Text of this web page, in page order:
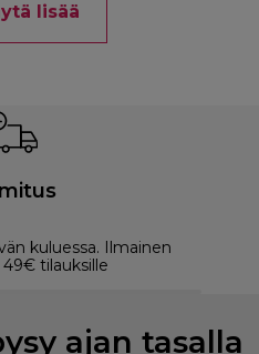
lisää
kuluessa. Ilmainen
tilauksille
ajan tasalla